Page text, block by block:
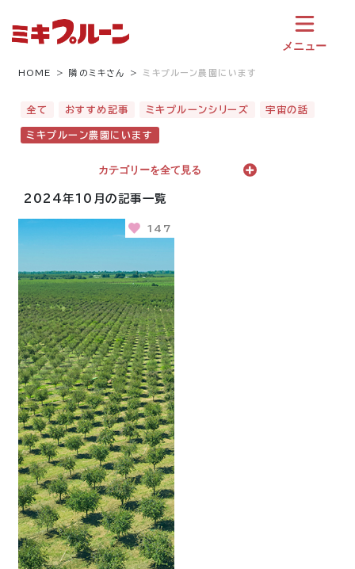
メニュー
HOME 隣のミキさん ミキプルーン農園にいます
全て おすすめ記事 ミキプルーンシリーズ 宇宙の話
ミキプルーン農園にいます
カテゴリーを全て見る
2024年10月の記事一覧
147